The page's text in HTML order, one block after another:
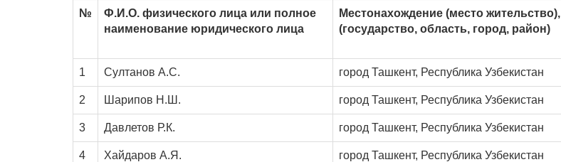
№
Ф.И.О. физического лица или полное
наименование юридического лица
Местонахождение (место жительство),
(государство, область, город, район)
1 Султанов А.С. город Ташкент, Республика Узбекистан
2 Шарипов Н.Ш. город Ташкент, Республика Узбекистан
3 Давлетов Р.К. город Ташкент, Республика Узбекистан
4 Хайдаров А.Я. город Ташкент, Республика Узбекистан